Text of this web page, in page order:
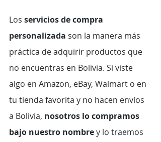
Los servicios de compra
personalizada son la manera más
práctica de adquirir productos que
no encuentras en Bolivia. Si viste
algo en Amazon, eBay, Walmart o en
tu tienda favorita y no hacen envíos
a Bolivia, nosotros lo compramos
bajo nuestro nombre y lo traemos